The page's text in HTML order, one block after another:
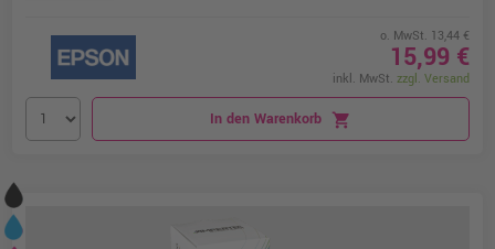
o. MwSt. 13,44 €
15,99 €
inkl. MwSt. zzgl. Versand
In den Warenkorb shopping_cart